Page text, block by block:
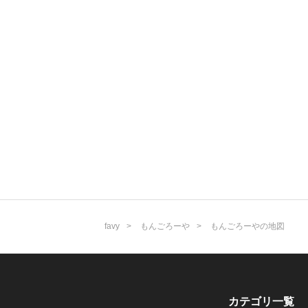
favy もんごろーや もんごろーやの地図
カテゴリ一覧